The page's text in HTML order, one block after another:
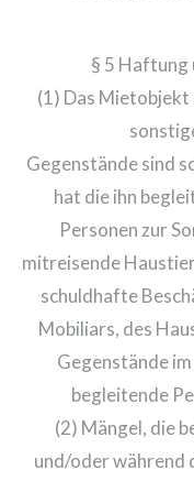
§ 5 Haftung
(1) Das Mietobjekt
Gegenstände sind
hat die ihn
Personen zur
mitreisende
schuldhafte
Mobiliars, des
Gegenstände
begleitende
(2) Mängel, die
und/oder während